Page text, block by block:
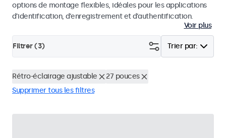
options de montage flexibles, idéales pour les applications
d’identification, d’enregistrement et d’authentification.
Voir plus
Trier par:
Filtrer (3)
Rétro-éclairage ajustable
27 pouces
Supprimer tous les filtres